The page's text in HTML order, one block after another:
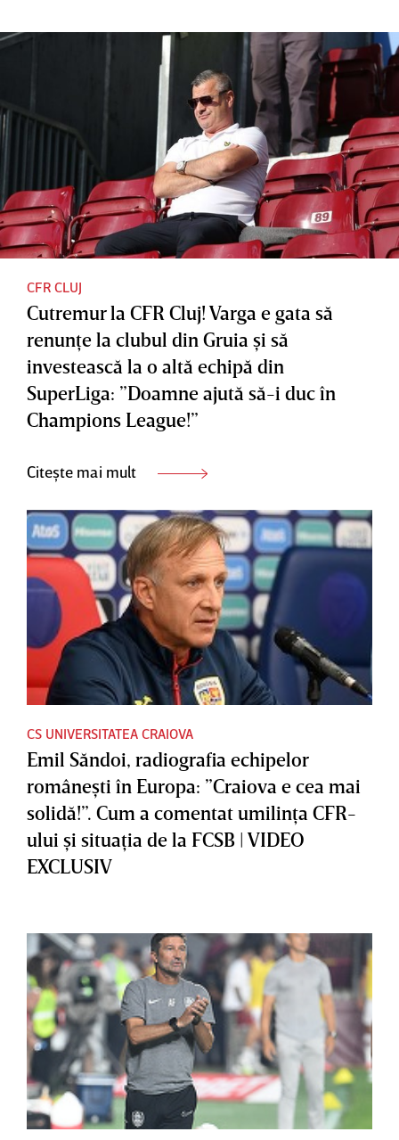
CFR CLUJ
Cutremur la CFR Cluj! Varga e gata să
renunţe la clubul din Gruia şi să
investească la o altă echipă din
SuperLiga: ”Doamne ajută să-i duc în
Champions League!”
Citește mai mult
CS UNIVERSITATEA CRAIOVA
Emil Săndoi, radiografia echipelor
româneşti în Europa: ”Craiova e cea mai
solidă!”. Cum a comentat umilinţa CFR-
ului şi situaţia de la FCSB | VIDEO
EXCLUSIV